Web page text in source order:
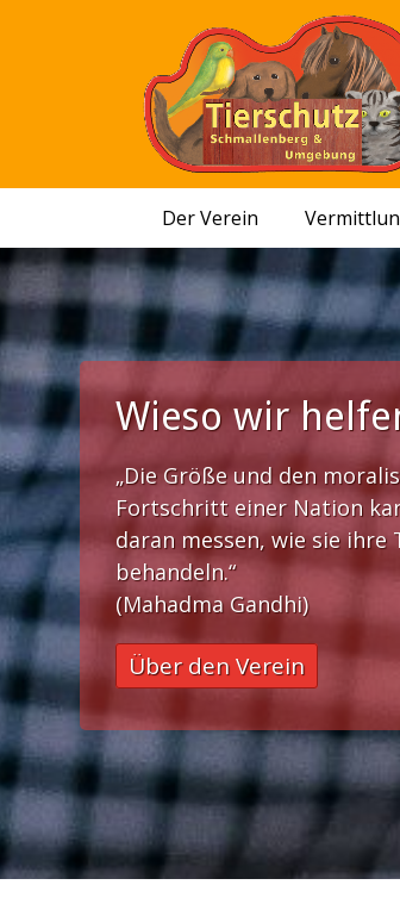
Der Verein
Wieso wir
„Die Größe und den
Fortschritt einer Nation
daran messen, wie sie ihre
behandeln.“
(Mahadma Gandhi)
Über den Verein